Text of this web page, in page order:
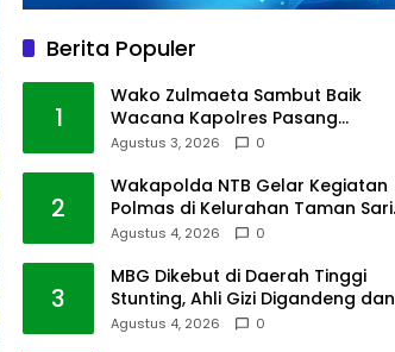
Berita Populer
1
Wako Zulmaeta Sambut Baik
Wacana Kapolres Pasang
Kamera Pantau Lalin
Agustus 3, 2026 0
2
Wakapolda NTB Gelar Kegiatan
Polmas di Kelurahan Taman Sari
Ampenan
Agustus 4, 2026 0
3
MBG Dikebut di Daerah Tinggi
Stunting, Ahli Gizi Digandeng dan
Riset Disiapkan
Agustus 4, 2026 0